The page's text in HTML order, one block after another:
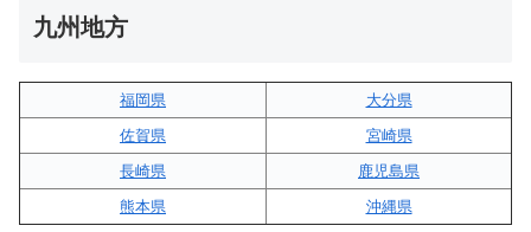
九州地方
福岡県
大分県
佐賀県
宮崎県
長崎県
鹿児島県
熊本県
沖縄県